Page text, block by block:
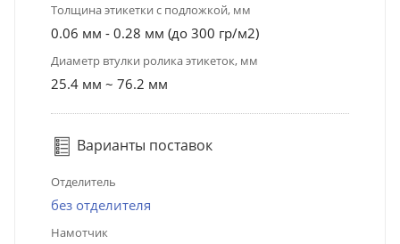
Толщина этикетки с подложкой, мм
0.06 мм - 0.28 мм (до 300 гр/м2)
Диаметр втулки ролика этикеток, мм
25.4 мм ~ 76.2 мм
Варианты поставок
Отделитель
без отделителя
Намотчик